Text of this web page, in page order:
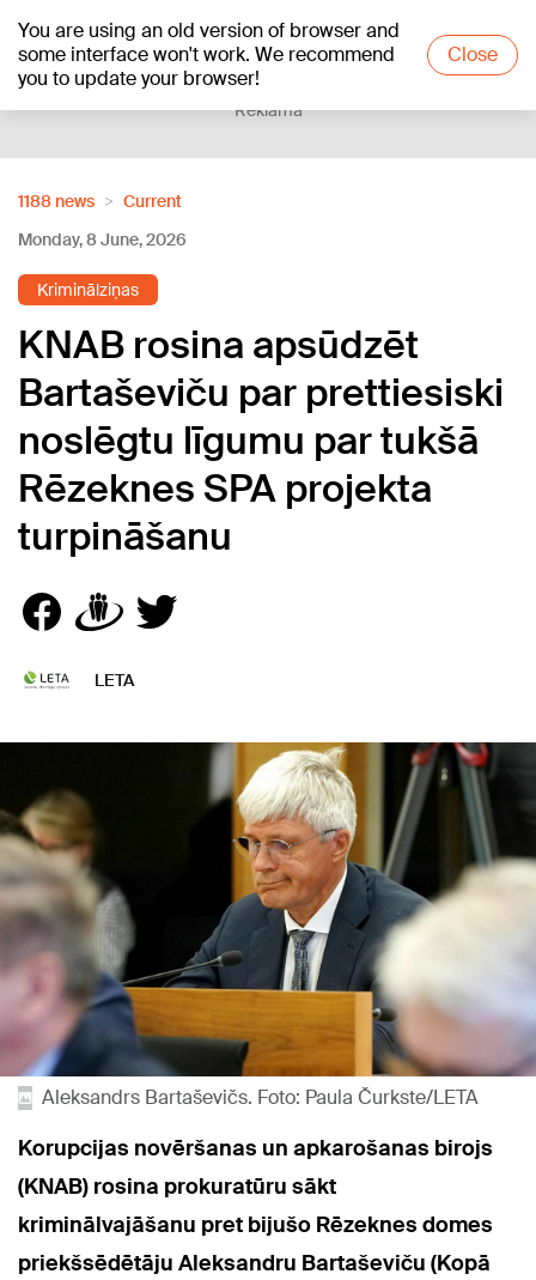
You are using an old version of browser and
some interface won't work. We recommend
you to update your browser!
Close
+17°C
Reklāma
1188 news
Current
Monday, 8 June, 2026
Kriminālziņas
KNAB rosina apsūdzēt
Bartaševiču par prettiesiski
noslēgtu līgumu par tukšā
Rēzeknes SPA projekta
turpināšanu
LETA
Aleksandrs Bartaševičs. Foto: Paula Čurkste/LETA
Korupcijas novēršanas un apkarošanas birojs
(KNAB) rosina prokuratūru sākt
kriminālvajāšanu pret bijušo Rēzeknes domes
priekšsēdētāju Aleksandru Bartaševiču (Kopā